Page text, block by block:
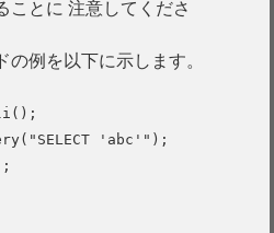
ことに 注意してくださ
例を以下に示します。
'abc'");